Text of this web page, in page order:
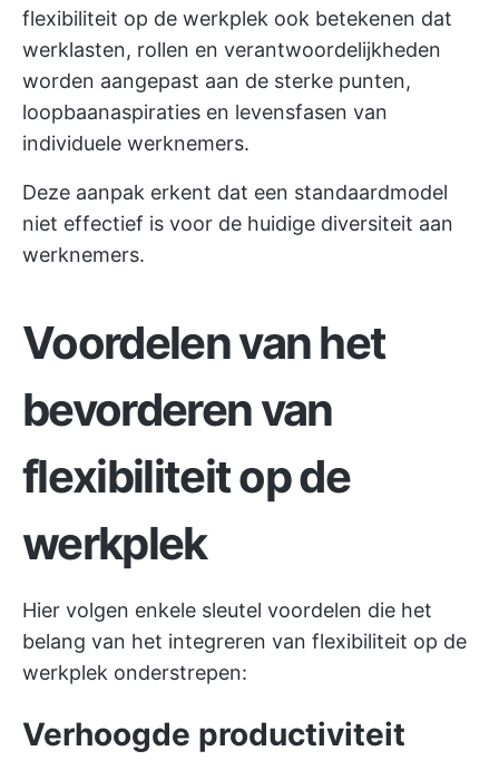
flexibiliteit op de werkplek ook betekenen dat
werklasten, rollen en verantwoordelijkheden
worden aangepast aan de sterke punten,
loopbaanaspiraties en levensfasen van
individuele werknemers.
Deze aanpak erkent dat een standaardmodel
niet effectief is voor de huidige diversiteit aan
werknemers.
Voordelen van het
bevorderen van
flexibiliteit op de
werkplek
Hier volgen enkele sleutel voordelen die het
belang van het integreren van flexibiliteit op de
werkplek onderstrepen:
Verhoogde productiviteit